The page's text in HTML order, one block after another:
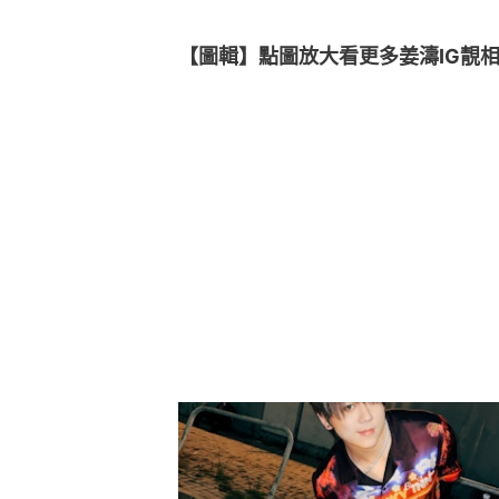
【圖輯】點圖放大看更多姜濤IG靚相